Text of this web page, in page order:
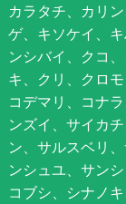
カラタチ、カリ
ゲ、キソケイ、
ンシバイ、クコ
キ、クリ、クロ
コデマリ、コナ
ンズイ、サイカ
ン、サルスベリ
ンシュユ、サン
コブシ、シナノ